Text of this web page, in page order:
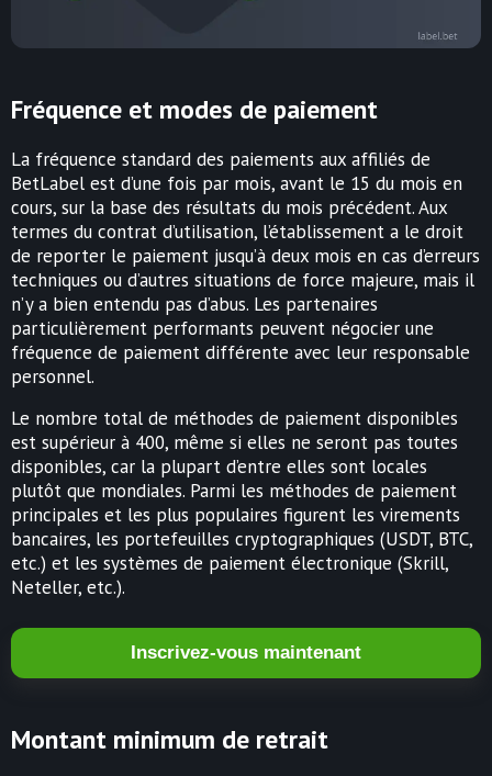
Fréquence et modes de paiement
La fréquence standard des paiements aux affiliés de
BetLabel est d’une fois par mois, avant le 15 du mois en
cours, sur la base des résultats du mois précédent. Aux
termes du contrat d’utilisation, l’établissement a le droit
de reporter le paiement jusqu’à deux mois en cas d’erreurs
techniques ou d’autres situations de force majeure, mais il
n’y a bien entendu pas d’abus. Les partenaires
particulièrement performants peuvent négocier une
fréquence de paiement différente avec leur responsable
personnel.
Le nombre total de méthodes de paiement disponibles
est supérieur à 400, même si elles ne seront pas toutes
disponibles, car la plupart d’entre elles sont locales
plutôt que mondiales. Parmi les méthodes de paiement
principales et les plus populaires figurent les virements
bancaires, les portefeuilles cryptographiques (USDT, BTC,
etc.) et les systèmes de paiement électronique (Skrill,
Neteller, etc.).
Inscrivez-vous maintenant
Montant minimum de retrait